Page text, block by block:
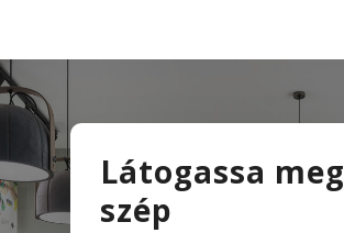
Látogassa meg
szép